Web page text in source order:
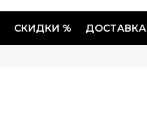
СКИДКИ % ДОСТАВКА